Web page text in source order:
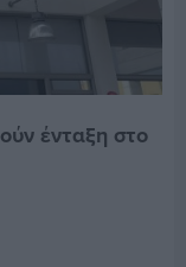
ένταξη στο